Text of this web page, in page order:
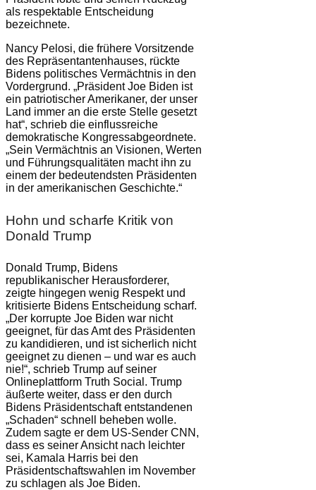
als respektable Entscheidung
bezeichnete.
Nancy Pelosi, die frühere Vorsitzende
des Repräsentantenhauses, rückte
Bidens politisches Vermächtnis in den
Vordergrund. „Präsident Joe Biden ist
ein patriotischer Amerikaner, der unser
Land immer an die erste Stelle gesetzt
hat“, schrieb die einflussreiche
demokratische Kongressabgeordnete.
„Sein Vermächtnis an Visionen, Werten
und Führungsqualitäten macht ihn zu
einem der bedeutendsten Präsidenten
in der amerikanischen Geschichte.“
Hohn und scharfe Kritik von
Donald Trump
Donald Trump, Bidens
republikanischer Herausforderer,
zeigte hingegen wenig Respekt und
kritisierte Bidens Entscheidung scharf.
„Der korrupte Joe Biden war nicht
geeignet, für das Amt des Präsidenten
zu kandidieren, und ist sicherlich nicht
geeignet zu dienen – und war es auch
nie!“, schrieb Trump auf seiner
Onlineplattform Truth Social. Trump
äußerte weiter, dass er den durch
Bidens Präsidentschaft entstandenen
„Schaden“ schnell beheben wolle.
Zudem sagte er dem US-Sender CNN,
dass es seiner Ansicht nach leichter
sei, Kamala Harris bei den
Präsidentschaftswahlen im November
zu schlagen als Joe Biden.